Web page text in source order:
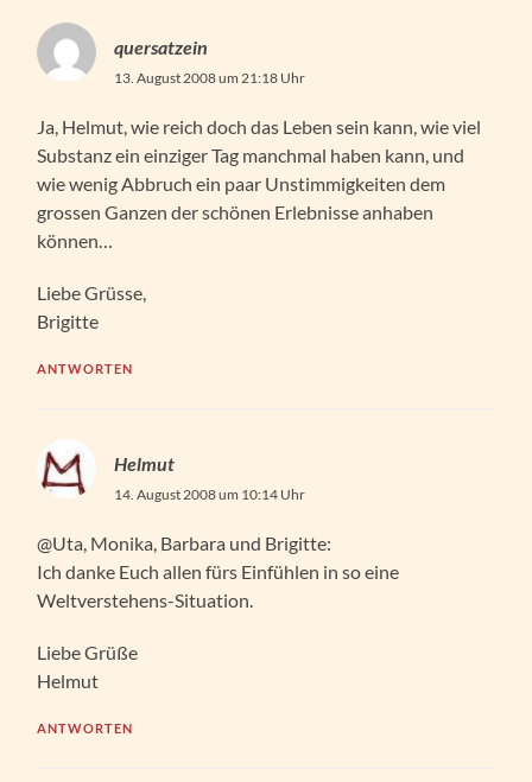
quersatzein
13. August 2008 um 21:18 Uhr
Ja, Helmut, wie reich doch das Leben sein kann, wie viel
Substanz ein einziger Tag manchmal haben kann, und
wie wenig Abbruch ein paar Unstimmigkeiten dem
grossen Ganzen der schönen Erlebnisse anhaben
können…
Liebe Grüsse,
Brigitte
ANTWORTEN
Helmut
14. August 2008 um 10:14 Uhr
@Uta, Monika, Barbara und Brigitte:
Ich danke Euch allen fürs Einfühlen in so eine
Weltverstehens-Situation.
Liebe Grüße
Helmut
ANTWORTEN